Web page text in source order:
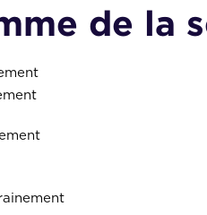
de la